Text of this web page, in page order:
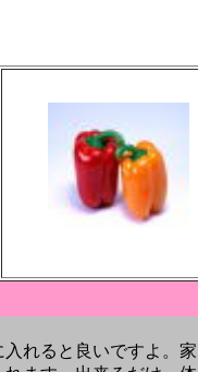
入れると良いですよ。家